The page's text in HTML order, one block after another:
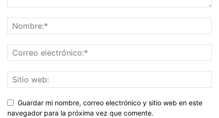
Guardar mi nombre, correo electrónico y sitio web en este
navegador para la próxima vez que comente.